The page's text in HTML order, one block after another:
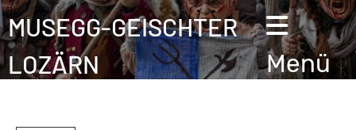
MUSEGG-GEISCHTER
LOZÄRN
Menü